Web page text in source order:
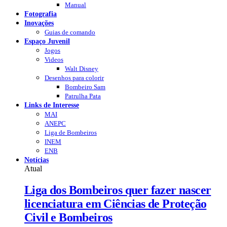
Manual
Fotografia
Inovações
Guias de comando
Espaço Juvenil
Jogos
Videos
Walt Disney
Desenhos para colorir
Bombeiro Sam
Patrulha Pata
Links de Interesse
MAI
ANEPC
Liga de Bombeiros
INEM
ENB
Notícias
Atual
Liga dos Bombeiros quer fazer nascer
licenciatura em Ciências de Proteção
Civil e Bombeiros